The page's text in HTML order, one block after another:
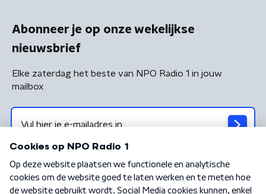
Abonneer je op onze wekelijkse
nieuwsbrief
Elke zaterdag het beste van NPO Radio 1 in jouw
mailbox